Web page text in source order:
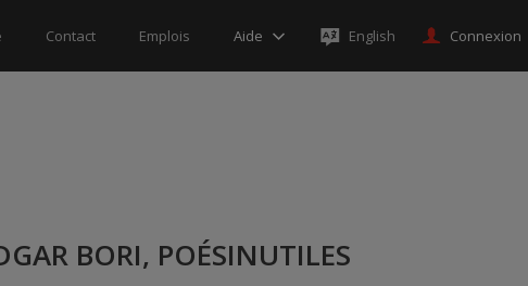
Contact Emplois Aide English Connexion
BORI, POÉSINUTILES